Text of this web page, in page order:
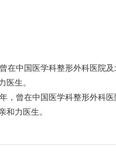
在中国医学科整形外科医院
医生。
，曾在中国医学科整形外科
和力医生。